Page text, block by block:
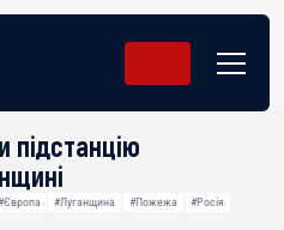
підстанцію
#Луганщина #Пожежа
#Росія